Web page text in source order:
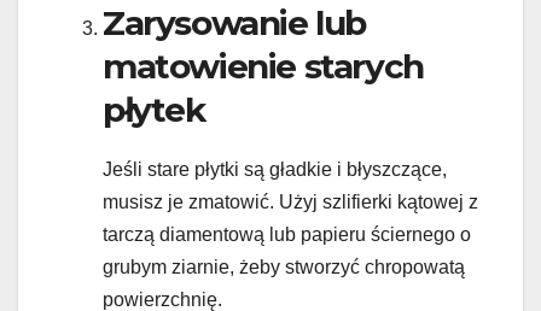
Zarysowanie lub
matowienie starych
płytek
Jeśli stare płytki są gładkie i błyszczące,
musisz je zmatowić. Użyj szlifierki kątowej z
tarczą diamentową lub papieru ściernego o
grubym ziarnie, żeby stworzyć chropowatą
powierzchnię.